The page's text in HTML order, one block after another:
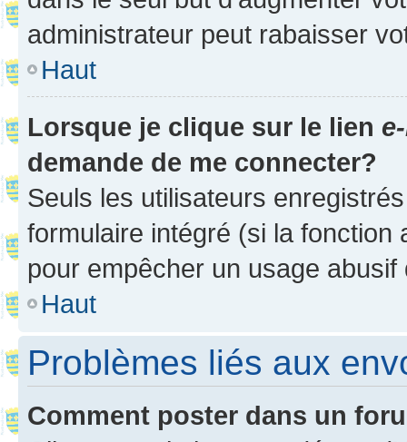
administrateur peut rabaisser
Haut
Lorsque je clique sur le lien
demande de me connecter?
Seuls les utilisateurs
formulaire intégré (si la fonction
pour empêcher un usage
Haut
Problèmes liés aux
Comment poster dans un